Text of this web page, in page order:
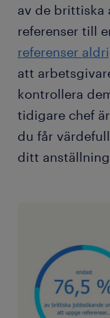
av de brittiska
referenser till
referenser
att
kontrollera
tidigare chef
du får
ditt